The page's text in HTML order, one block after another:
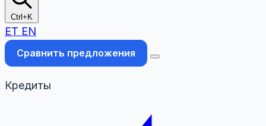
Ctrl+K
ET EN
Сравнить предложения
Кредиты